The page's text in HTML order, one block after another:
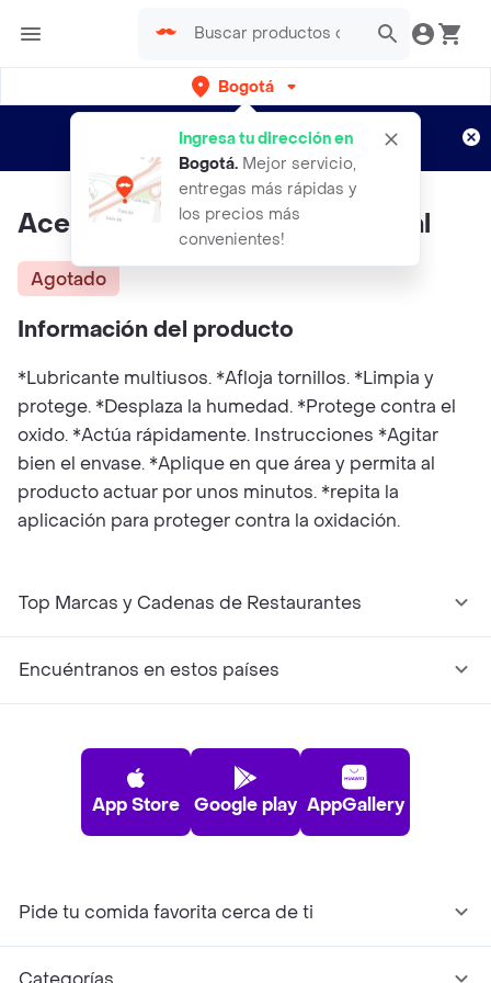
Bogotá
Ingresa tu dirección en
Bogotá. Mejor servicio,
entregas más rápidas y
los precios más
convenientes!
envíos gratis por semanas
Aplican TyC
Aceite Lubricante Dturin 200ml
Agotado
Información del producto
*Lubricante multiusos. *Afloja tornillos. *Limpia y
protege. *Desplaza la humedad. *Protege contra el
oxido. *Actúa rápidamente. Instrucciones *Agitar
bien el envase. *Aplique en que área y permita al
producto actuar por unos minutos. *repita la
aplicación para proteger contra la oxidación.
Top Marcas y Cadenas de Restaurantes
Encuéntranos en estos países
App Store Google play AppGallery
Pide tu comida favorita cerca de ti